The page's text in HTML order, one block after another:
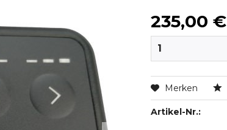
235,00 €
Merken
Artikel-Nr.: